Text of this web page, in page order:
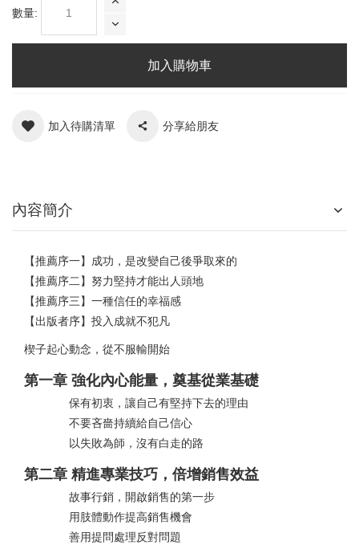
數量:
加入購物車
加入待購清單 分享給朋友
內容簡介
【推薦序一】成功，是改變自己後爭取來的
【推薦序二】努力堅持才能出人頭地
【推薦序三】一種信任的幸福感
【出版者序】投入成就不犯凡
楔子起心動念，從不服輸開始
第一章 強化內心能量，奠基從業基礎
保有初衷，讓自己有堅持下去的理由
不要吝嗇持續給自己信心
以失敗為師，沒有白走的路
第二章 精進專業技巧，倍增銷售效益
故事行銷，開啟銷售的第一步
用肢體動作提高銷售機會
善用提問處理反對問題